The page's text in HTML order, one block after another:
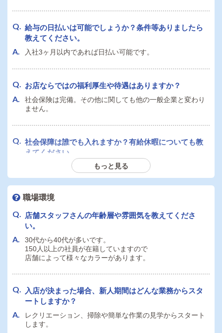
その覚悟を持った方であれば当社は大歓迎です。
になることは可能でしょうか？
可能です。ぜひ女性第一号の店長を目指してください。
運転免許証を持っていません。デリヘル店舗スタッフ
として応募できますか？
可能です。キャスト担当もしくはオペレーション室担当に
配属になります。
外国籍の者です。日本国籍でないと応募できません
か？条件等ありましたら教えてください。
そんなことありません。国籍、身元がはっきりしている方
は働けます。
実際にブラジル、フィリピン、モンゴルの国籍のスタッフ
が働いています。
給与の日払いは可能でしょうか？条件等ありましたら
教えてください。
入社3ヶ月以内であれば日払い可能です。
お店ならではの福利厚生や待遇はありますか？
社会保険は完備。その他に関しても他の一般企業と変わり
ません。
社会保障は誰でも入れますか？有給休暇についても教
えてください。
試用期間の3ヶ月終了後、正社員になりましたら入れます。
有給休暇は1年後から10日付与されます。
ェアなど可能な範囲で教えてください。
個人寮とルームシェアも両方ありますので、応募時にお問
い合わせください。
通勤交通費の支給はありますか？金額の上限等ありま
したら教えてください。
もっと見る
職場環境
店舗スタッフさんの年齢層や雰囲気を教えてくださ
い。
30代から40代が多いです。
150人以上の社員が在籍していますので
店舗によって様々なカラーがあります。
入店が決まった場合、新人期間はどんな業務からスタ
ートしますか？
レクリエーション、掃除や簡単な作業の見学からスタート
します。